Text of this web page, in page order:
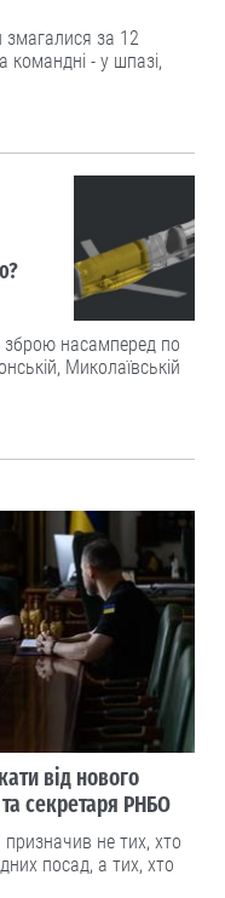
змагалися за 12
командні - у шпазі,
насамперед по
Миколаївській
від нового
секретаря РНБО
не тих, хто
посад, а тих, хто